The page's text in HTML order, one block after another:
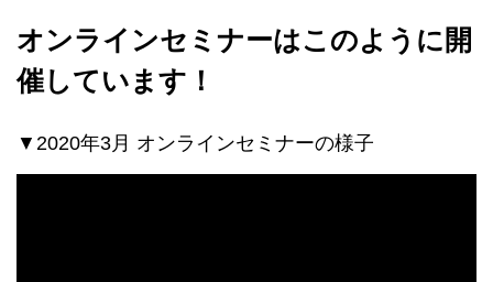
オンラインセミナーはこのように開
催しています！
▼2020年3月 オンラインセミナーの様子